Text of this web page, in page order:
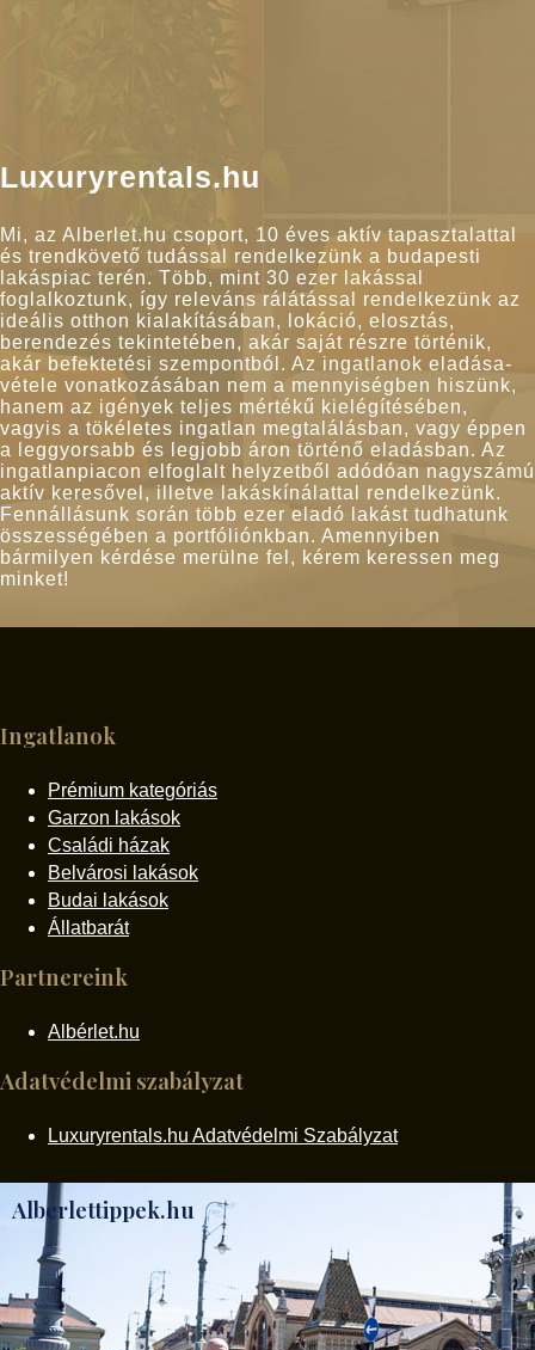
Luxuryrentals.hu
Mi, az Alberlet.hu csoport, 10 éves aktív tapasztalattal
és trendkövető tudással rendelkezünk a budapesti
lakáspiac terén. Több, mint 30 ezer lakással
foglalkoztunk, így releváns rálátással rendelkezünk az
ideális otthon kialakításában, lokáció, elosztás,
berendezés tekintetében, akár saját részre történik,
akár befektetési szempontból. Az ingatlanok eladása-
vétele vonatkozásában nem a mennyiségben hiszünk,
hanem az igények teljes mértékű kielégítésében,
vagyis a tökéletes ingatlan megtalálásban, vagy éppen
a leggyorsabb és legjobb áron történő eladásban. Az
ingatlanpiacon elfoglalt helyzetből adódóan nagyszámú
aktív keresővel, illetve lakáskínálattal rendelkezünk.
Fennállásunk során több ezer eladó lakást tudhatunk
összességében a portfóliónkban. Amennyiben
bármilyen kérdése merülne fel, kérem keressen meg
minket!
Ingatlanok
Prémium kategóriás
Garzon lakások
Családi házak
Belvárosi lakások
Budai lakások
Állatbarát
Partnereink
Albérlet.hu
Adatvédelmi szabályzat
Luxuryrentals.hu Adatvédelmi Szabályzat
Alberlettippek.hu